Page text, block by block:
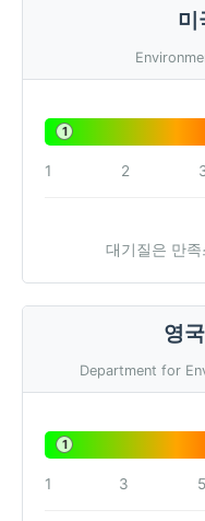
미
1
1 2
대기질은 만
영
Department for
1
1 3 5